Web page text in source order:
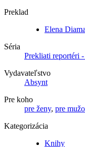
Preklad
Elena
Séria
Prekliati reportéri
Vydavateľstvo
Absynt
Pre koho
pre ženy, pre
Kategorizácia
Knihy